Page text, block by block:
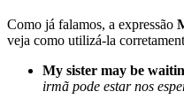
Como já falamos, a expressão
veja como utilizá-la
My sister may be
irmã pode estar nos